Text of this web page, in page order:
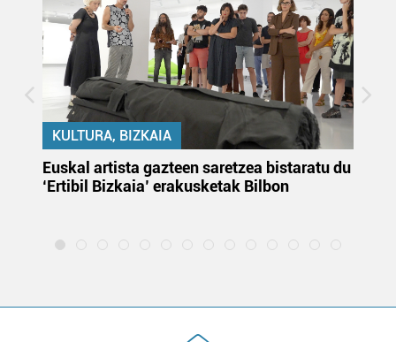
KULTURA, BIZKAIA
Euskal artista gazteen saretzea bistaratu du
‘Ertibil Bizkaia’ erakusketak Bilbon